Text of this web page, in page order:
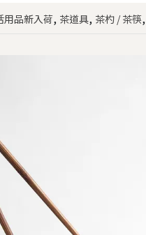
用品新入荷, 茶道具, 茶杓 / 茶筷,